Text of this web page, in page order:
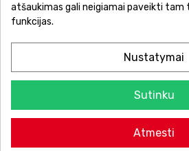
atšaukimas gali neigiamai paveikti tam
funkcijas.
Nustatymai
Sutinku
Atmesti